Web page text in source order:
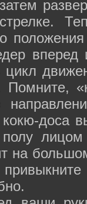
вперед
цикл
доса
на